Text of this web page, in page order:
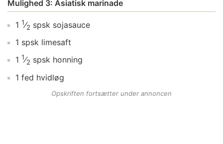
Mulighed 3: Asiatisk marinade
1 1⁄2 spsk sojasauce
1 spsk limesaft
1 1⁄2 spsk honning
1 fed hvidløg
Opskriften fortsætter under annoncen